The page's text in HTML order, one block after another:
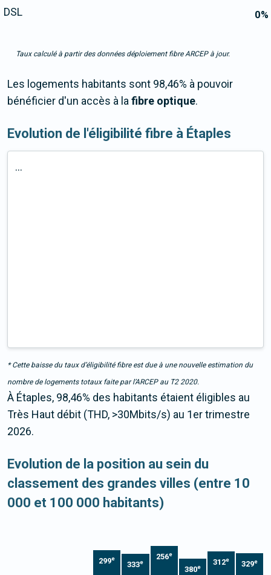
0%
DSL
Taux calculé à partir des données déploiement fibre ARCEP à jour.
Les logements habitants sont 98,46% à pouvoir
bénéficier d'un accès à lafibre optique.
Evolution de l'éligibilité fibre à Étaples
...
* Cette baisse du taux d’éligibilité fibre est due à une nouvelle estimation du
nombre de logements totaux faite par l’ARCEP au T2 2020.
À Étaples, 98,46% des habitants étaient éligibles au
Très Haut débit (THD, >30Mbits/s) au 1er trimestre
2026.
Evolution de la position au sein du
classement des grandes villes (entre 10
000 et 100 000 habitants)
299e
333e
256e
380e
312e 329e